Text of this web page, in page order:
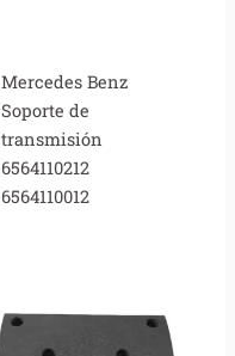
Mercedes Benz
Soporte de
transmisión
6564110212
6564110012